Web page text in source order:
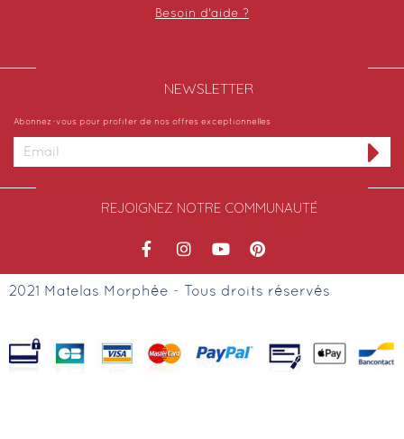
Besoin d'aide ?
NEWSLETTER​
Abonnez-vous pour profiter de nos offres exceptionnelles
REJOIGNEZ NOTRE COMMUNAUTÉ
2021 Matelas Morphée - Tous droits réservés